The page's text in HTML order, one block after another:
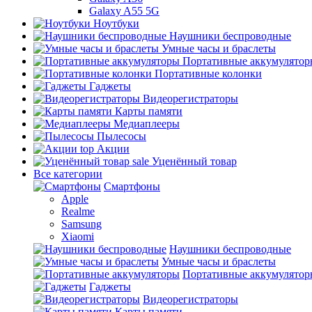
Galaxy A55 5G
Ноутбуки
Наушники беспроводные
Умные часы и браслеты
Портативные
Портативные колонки
Гаджеты
Видеорегистраторы
Карты памяти
Медиаплееры
Пылесосы
top Акции
sale Уценённый товар
Все категории
Смартфоны
Apple
Realme
Samsung
Xiaomi
Наушники беспроводные
Умные часы и браслеты
Портативные
Гаджеты
Видеорегистраторы